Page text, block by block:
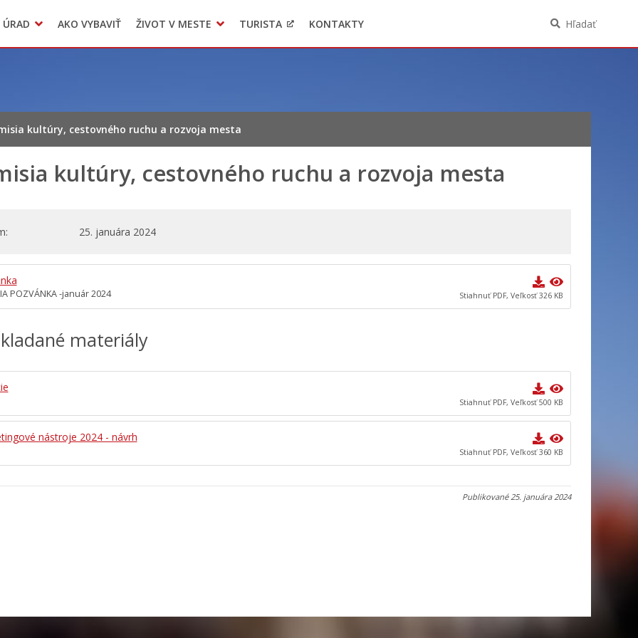
Transparentné mesto
majetkových pomerov verejného funkcionára
Voľba hlavného kontrolóra mesta Levoča
AKO VYBAVIŤ ŽIVOT V MESTE
LIMKA
TURISTA KONTAKTY Hľadať
kultúry, cestovného ruchu a rozvoja mesta
kultúry, cestovného ruchu a rozvoja mesta
25. januára 2024
POZVÁNKA -január 2024 Stiahnuť PDF, Veľkosť 326 KB
materiály
Stiahnuť PDF, Veľkosť 500 KB
nástroje 2024 - návrh
Stiahnuť PDF, Veľkosť 360 KB
Publikované25. januára 2024